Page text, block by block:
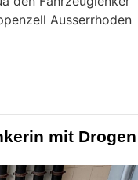
Ausserrhoden
mit Drogen